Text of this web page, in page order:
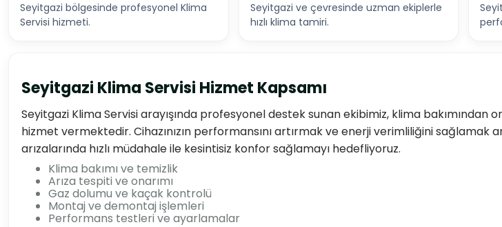
Seyitgazi bölgesinde profesyonel Klima
Servisi hizmeti.
Seyitgazi ve çevresinde uzman ekiplerle
hızlı klima tamiri.
Seyitgazi Klima Servisi Hizmet Kapsamı
Seyitgazi Klima Servisi arayışında profesyonel destek sunan ekibimiz, klima
hizmet vermektedir. Cihazınızın performansını artırmak ve enerji verimliliğini
arızalarında hızlı müdahale ile kesintisiz konfor sağlamayı hedefliyoruz.
Klima bakımı ve temizlik
Arıza tespiti ve onarımı
Gaz dolumu ve kaçak kontrolü
Montaj ve demontaj işlemleri
Performans testleri ve ayarlamalar